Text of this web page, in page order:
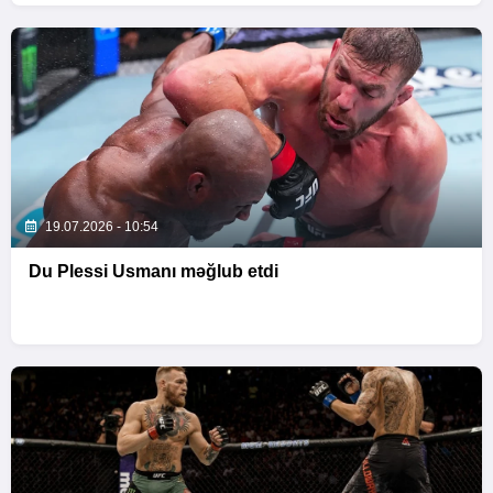
19.07.2026 - 10:54
Du Plessi Usmanı məğlub etdi